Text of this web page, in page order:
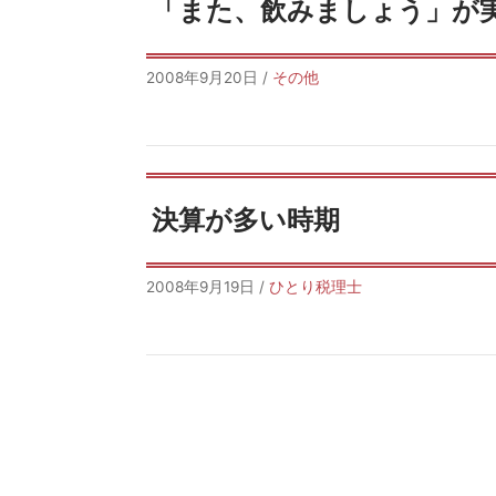
「また、飲みましょう」が
2008年9月20日 / その他
決算が多い時期
2008年9月19日 / ひとり税理士